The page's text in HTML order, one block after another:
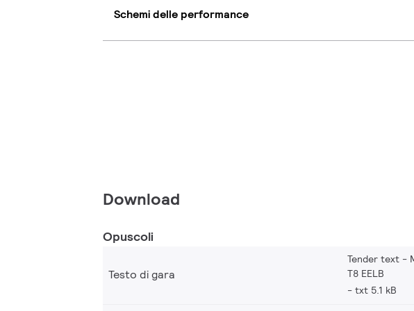
Schemi delle performance
Download
Opuscoli
Testo di gara
Tender text -
T8 EELB
txt 5.1 kB